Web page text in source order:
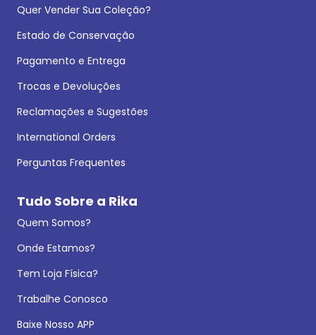
Quer Vender Sua Coleção?
Estado de Conservação
Pagamento e Entrega
Trocas e Devoluções
Reclamações e Sugestões
International Orders
Perguntas Frequentes
Tudo Sobre a Rika
Quem Somos?
Onde Estamos?
Tem Loja Física?
Trabalhe Conosco
Baixe Nosso APP